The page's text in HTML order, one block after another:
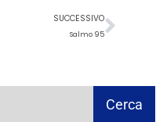
SUCCESSIVO
Salmo 95
Cerca